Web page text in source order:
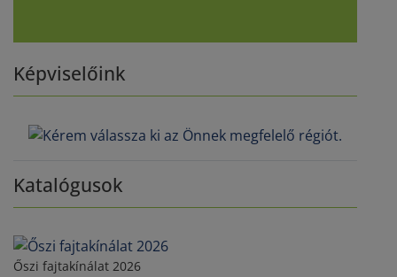
Képviselőink
Katalógusok
Őszi fajtakínálat 2026